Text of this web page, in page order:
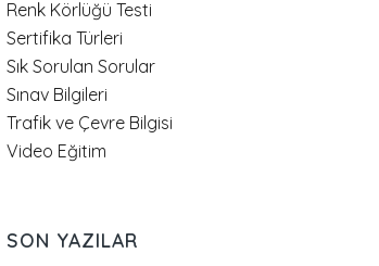
Renk Körlüğü Testi
Sertifika Türleri
Sık Sorulan Sorular
Sınav Bilgileri
Trafik ve Çevre Bilgisi
Video Eğitim
SON YAZILAR